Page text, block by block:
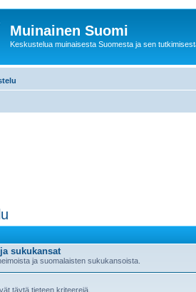
Muinainen Suomi
Keskustelua muinaisesta Suomesta ja sen
sukukansat
ja suomalaisten sukukansoista.
täytä tieteen kriteerejä.